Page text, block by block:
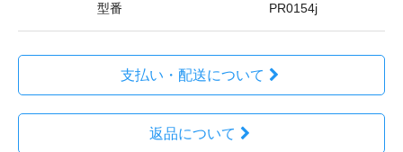
型番 PR0154j
支払い・配送について
返品について